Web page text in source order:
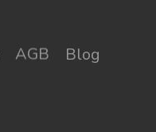
AGB
Blog